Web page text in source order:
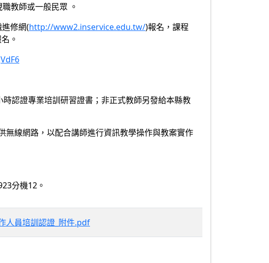
教師或一般民眾 。
修網(http://www2.inservice.edu.tw/)報名，課程
。
認證專業培訓研習證書；非正式教師另發給本縣教
線網路，以配合講師進行資訊教學操作與教案實作
分機12。
人員培訓認證_附件.pdf